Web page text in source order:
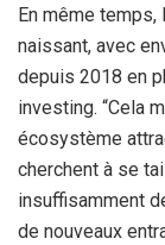
En même temps,
naissant, avec
depuis 2018 en
investing. “Cela
écosystème
cherchent à se
insuffisamment
de nouveaux